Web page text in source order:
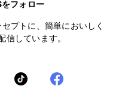
フォロー
プトに、簡単においしく
信しています。